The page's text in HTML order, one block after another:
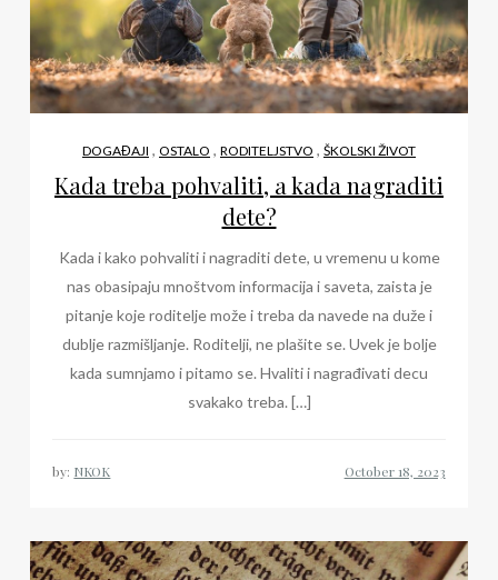
DOGAĐAJI , OSTALO , RODITELJSTVO , ŠKOLSKI ŽIVOT
Kada treba pohvaliti, a kada nagraditi
dete?
Kada i kako pohvaliti i nagraditi dete, u vremenu u kome
nas obasipaju mnoštvom informacija i saveta, zaista je
pitanje koje roditelje može i treba da navede na duže i
dublje razmišljanje. Roditelji, ne plašite se. Uvek je bolje
kada sumnjamo i pitamo se. Hvaliti i nagrađivati decu
svakako treba. […]
by: NKOK